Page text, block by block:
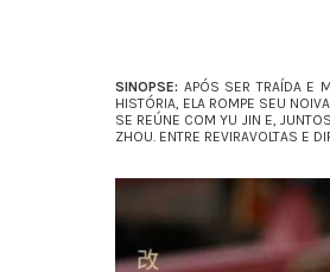
SINOPSE: APÓS SER TRAÍDA E
HISTÓRIA, ELA ROMPE SEU
SE REÚNE COM YU JIN E,
ZHOU. ENTRE REVIRAVOLTAS E